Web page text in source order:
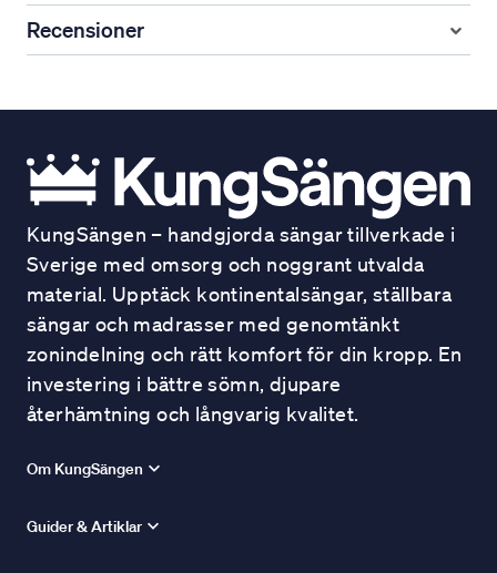
Recensioner
KungSängen – handgjorda sängar tillverkade i
Sverige med omsorg och noggrant utvalda
material. Upptäck kontinentalsängar, ställbara
sängar och madrasser med genomtänkt
zonindelning och rätt komfort för din kropp. En
investering i bättre sömn, djupare
återhämtning och långvarig kvalitet.
Om KungSängen
Guider & Artiklar